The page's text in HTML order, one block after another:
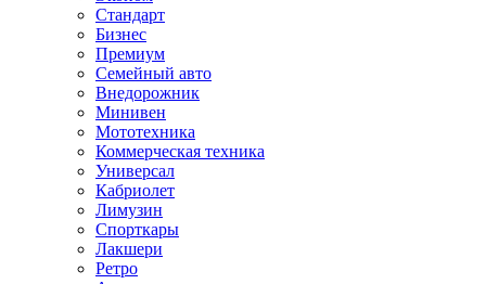
Стандарт
Бизнес
Премиум
Семейный авто
Внедорожник
Минивен
Мототехника
Коммерческая техника
Универсал
Кабриолет
Лимузин
Спорткары
Лакшери
Ретро